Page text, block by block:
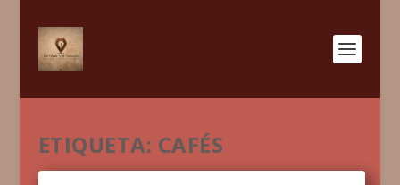
ETIQUETA: CAFÉS